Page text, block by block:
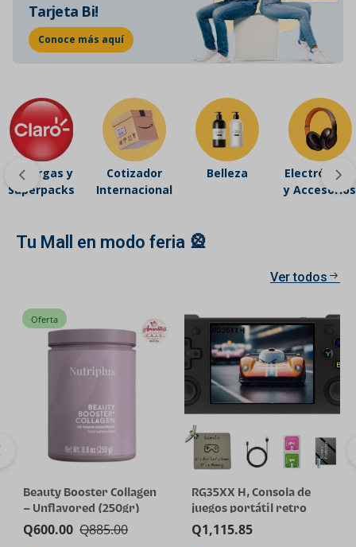
Tarjeta Bi!
Conoce más aquí
Recargas y
Superpacks
Cotizador
Internacional
Belleza
Electrónicos
y Accesorios
Tu Mall en modo feria 🎡
Ver todos
Oferta
Beauty Booster Collagen
– Unflavored (250gr)
Q885.00
Q600.00
RG35XX H, Consola de
juegos portátil retro
Anbernic con tarjeta de
64GTF, diseño de joystick
Q1,115.85